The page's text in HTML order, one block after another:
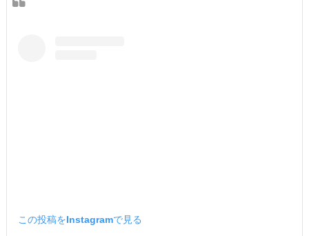
この投稿をInstagramで見る